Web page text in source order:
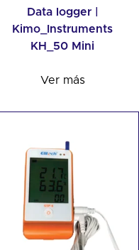
Data logger |
Kimo_Instruments
KH_50 Mini
Ver más